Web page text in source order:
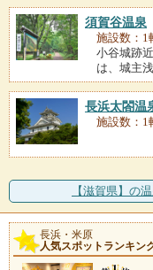
須賀谷温泉
施設数：1
小谷城跡
は、城主
長浜太閤温
施設数：1
【滋賀県】の
長浜・米原
人気スポットランキン